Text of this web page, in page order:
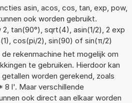
asin, acos, cos, tan, exp, pow,
ook worden gebruikt.
tan(90°), sqrt(4), asin(1/2), 2 exp
cos(pi/2), sin(90) of sin(π/2)
rekenmachine het mogelijk om
te gebruiken. Hierdoor kan
worden gerekend, zoals
l'. Maar verschillende
ook direct aan elkaar worden